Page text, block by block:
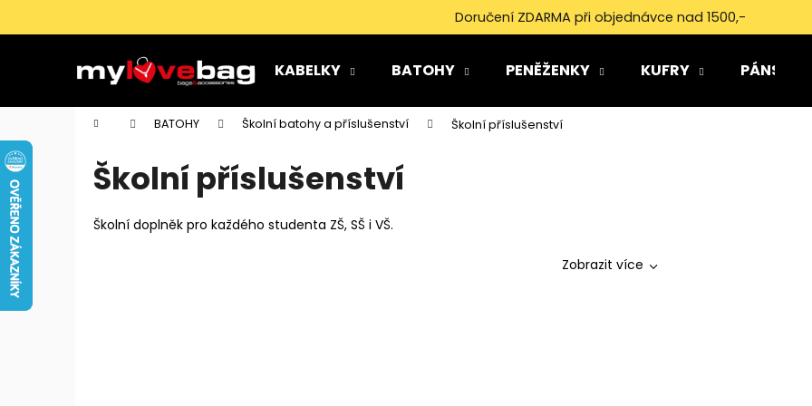
Doručení ZDARMA při objednávce nad 1500,-
KABELKY BATOHY PENĚŽENKY KUFRY PÁNSKÉ
Domů BATOHY Školní batohy a příslušenství Školní příslušenství
Školní příslušenství
Školní doplněk pro každého studenta ZŠ, SŠ i VŠ.
Zobrazit více
o
k Co potřebujete najít?